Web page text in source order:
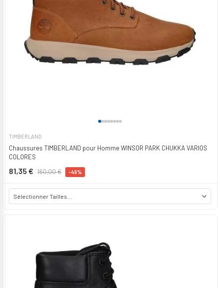
TIMBERLAND
Chaussures TIMBERLAND pour Homme WINSOR PARK CHUKKA VARIOS
COLORES
81,35 € 160,00 € -49%